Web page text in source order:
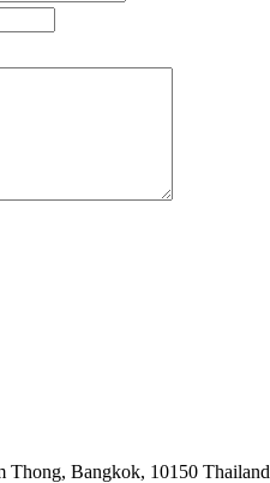
Thong, Bangkok, 10150 Thailand